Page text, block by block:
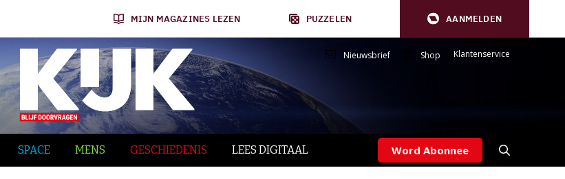
MIJN MAGAZINES LEZEN PUZZELEN AANMELDEN
Nieuwsbrief Shop Klantenservice
SPACE MENS GESCHIEDENIS LEES DIGITAAL Word Abonnee